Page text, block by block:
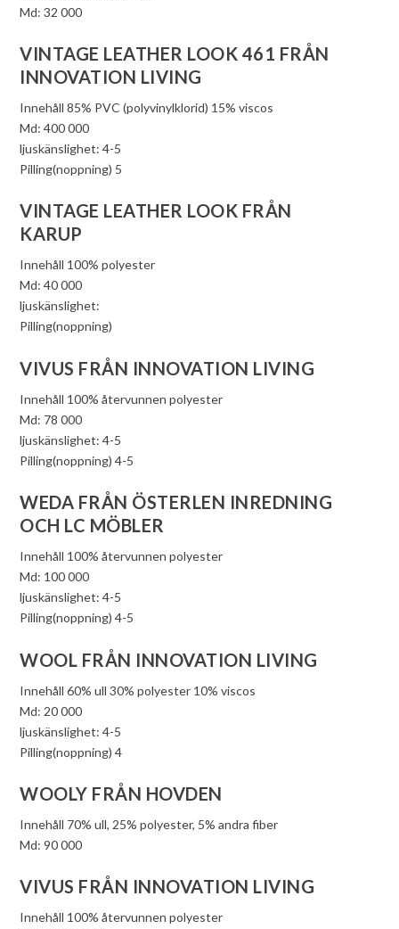
Md: 32 000
VINTAGE LEATHER LOOK 461 FRÅN
INNOVATION LIVING
Innehåll 85% PVC (polyvinylklorid) 15% viscos
Md: 400 000
ljuskänslighet: 4-5
Pilling(noppning) 5
VINTAGE LEATHER LOOK FRÅN
KARUP
Innehåll 100% polyester
Md: 40 000
ljuskänslighet:
Pilling(noppning)
VIVUS FRÅN INNOVATION LIVING
Innehåll 100% återvunnen polyester
Md: 78 000
ljuskänslighet: 4-5
Pilling(noppning) 4-5
WEDA FRÅN ÖSTERLEN INREDNING
OCH LC MÖBLER
Innehåll 100% återvunnen polyester
Md: 100 000
ljuskänslighet: 4-5
Pilling(noppning) 4-5
WOOL FRÅN INNOVATION LIVING
Innehåll 60% ull 30% polyester 10% viscos
Md: 20 000
ljuskänslighet: 4-5
Pilling(noppning) 4
WOOLY FRÅN HOVDEN
Innehåll 70% ull, 25% polyester, 5% andra fiber
Md: 90 000
VIVUS FRÅN INNOVATION LIVING
Innehåll 100% återvunnen polyester